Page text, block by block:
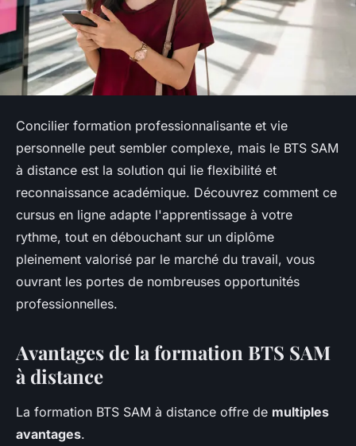
Concilier formation professionnalisante et vie
personnelle peut sembler complexe, mais le BTS SAM
à distance est la solution qui lie flexibilité et
reconnaissance académique. Découvrez comment ce
cursus en ligne adapte l'apprentissage à votre
rythme, tout en débouchant sur un diplôme
pleinement valorisé par le marché du travail, vous
ouvrant les portes de nombreuses opportunités
professionnelles.
Avantages de la formation BTS SAM
à distance
La formation BTS SAM à distance offre de multiples
avantages.